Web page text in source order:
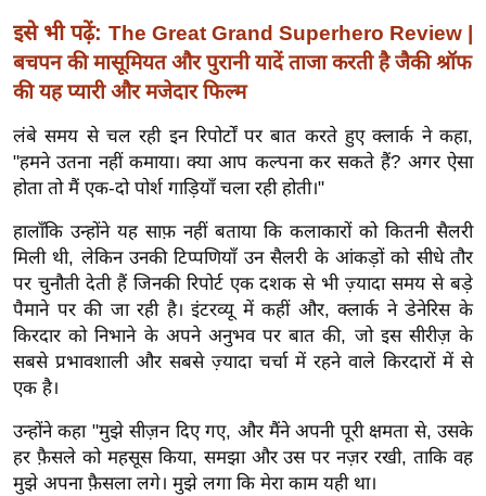
इं
डि
या
सा
हि
त्य
ग
त
ऑ
टो
व
र्ल्ड
न्यू
ज
ब्री
इसे भी पढ़ें: The Great Grand Superhero Review |
बचपन की मासूमियत और पुरानी यादें ताजा करती है जैकी श्रॉफ
की यह प्यारी और मजेदार फिल्म
लंबे समय से चल रही इन रिपोर्टों पर बात करते हुए क्लार्क ने कहा,
"हमने उतना नहीं कमाया। क्या आप कल्पना कर सकते हैं? अगर ऐसा
होता तो मैं एक-दो पोर्श गाड़ियाँ चला रही होती।"
हालाँकि उन्होंने यह साफ़ नहीं बताया कि कलाकारों को कितनी सैलरी
मिली थी, लेकिन उनकी टिप्पणियाँ उन सैलरी के आंकड़ों को सीधे तौर
पर चुनौती देती हैं जिनकी रिपोर्ट एक दशक से भी ज़्यादा समय से बड़े
पैमाने पर की जा रही है। इंटरव्यू में कहीं और, क्लार्क ने डेनेरिस के
किरदार को निभाने के अपने अनुभव पर बात की, जो इस सीरीज़ के
सबसे प्रभावशाली और सबसे ज़्यादा चर्चा में रहने वाले किरदारों में से
एक है।
उन्होंने कहा "मुझे सीज़न दिए गए, और मैंने अपनी पूरी क्षमता से, उसके
हर फ़ैसले को महसूस किया, समझा और उस पर नज़र रखी, ताकि वह
मुझे अपना फ़ैसला लगे। मुझे लगा कि मेरा काम यही था।